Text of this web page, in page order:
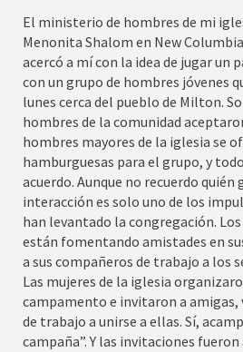
El ministerio de hombres de mi
Menonita Shalom en New
acercó a mí con la idea de jugar un
con un grupo de hombres jóvenes
lunes cerca del pueblo de Milton.
hombres de la comunidad
hombres mayores de la iglesia se
hamburguesas para el grupo, y
acuerdo. Aunque no recuerdo
interacción es solo uno de los
han levantado la congregación.
están fomentando amistades en
a sus compañeros de trabajo a los
Las mujeres de la iglesia
campamento e invitaron a amigas,
de trabajo a unirse a ellas. Sí,
campaña”. Y las invitaciones fueron